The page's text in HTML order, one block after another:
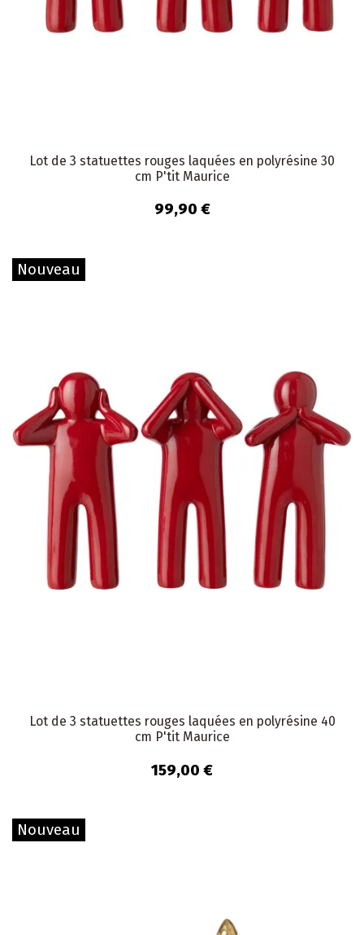
Lot de 3 statuettes rouges laquées en polyrésine 30
cm P'tit Maurice
99,90 €
Nouveau
Lot de 3 statuettes rouges laquées en polyrésine 40
cm P'tit Maurice
159,00 €
Nouveau